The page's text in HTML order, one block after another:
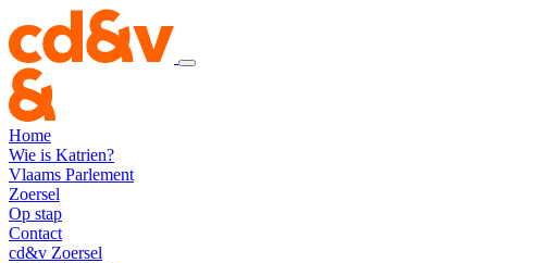
Home
Wie is Katrien?
Vlaams Parlement
Zoersel
Op stap
Contact
cd&v Zoersel